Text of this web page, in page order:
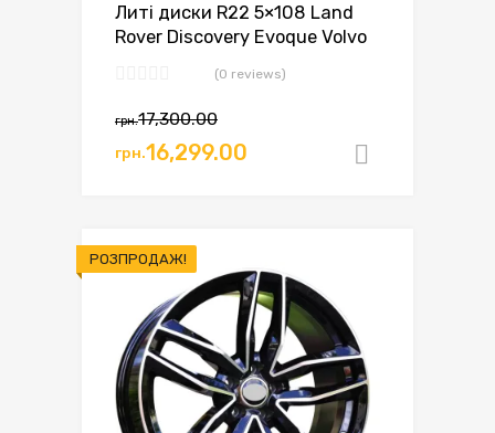
Литі диски R22 5×108 Land
Rover Discovery Evoque Volvo
(0 reviews)
грн.17,300.00
грн.16,299.00
РОЗПРОДАЖ!